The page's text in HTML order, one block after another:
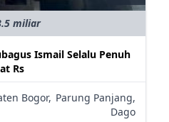
miliar
Ismail Selalu Penuh
Rs
Bogor, Parung Panjang,
Dago